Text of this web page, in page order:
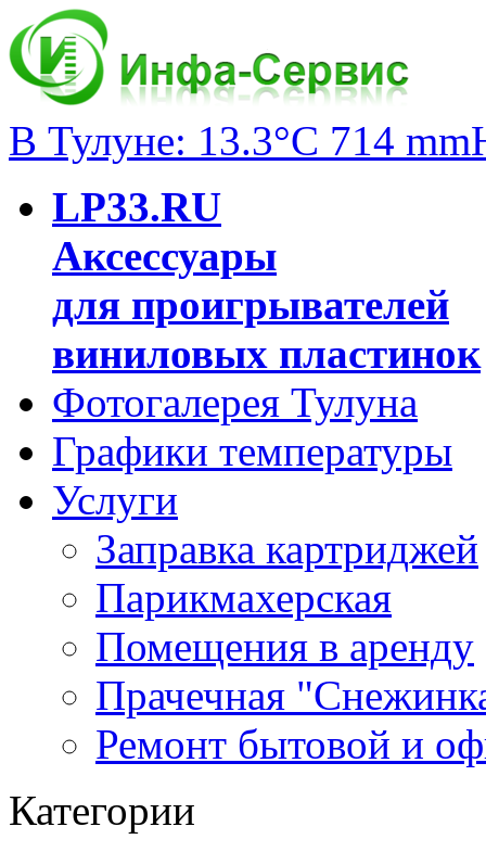
В Тулуне: 13.3°C 714
LP33.RU
Аксессуары
для проигрывателей
виниловых пластинок
Фотогалерея Тулуна
Графики температуры
Услуги
Заправка картриджей
Парикмахерская
Помещения в аренду
Прачечная
Ремонт бытовой и
Категории